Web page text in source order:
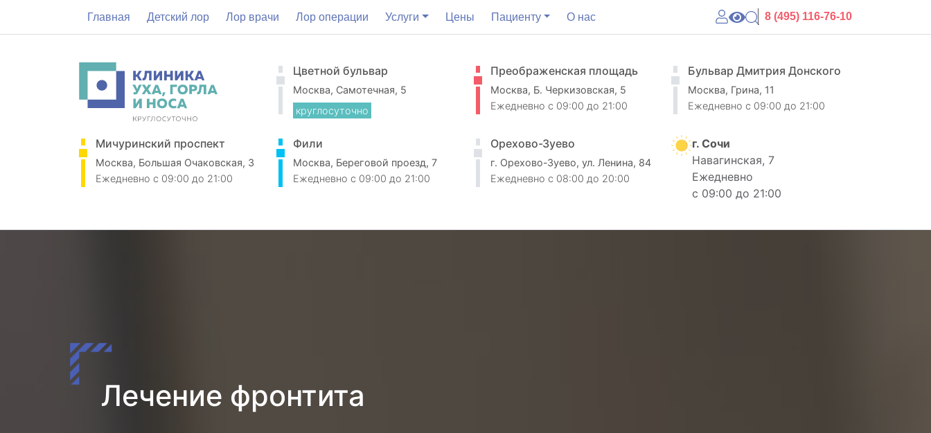
Главная Детский лор Лор врачи Лор операции Услуги Цены Пациенту О нас 8 (495) 116-76-10
Цветной бульвар
Москва, Самотечная, 5
круглосуточно
Преображенская площадь
Москва, Б. Черкизовская, 5
Ежедневно c 09:00 до 21:00
Бульвар Дмитрия Донского
Москва, Грина, 11
Ежедневно c 09:00 до 21:00
Мичуринский проспект
Москва, Большая Очаковская, 3
Ежедневно c 09:00 до 21:00
Фили
Москва, Береговой проезд, 7
Ежедневно c 09:00 до 21:00
Орехово-Зуево
г. Орехово-Зуево, ул. Ленина, 84
Ежедневно c 08:00 до 20:00
г. Сочи
Навагинская, 7
Ежедневно
с 09:00 до 21:00
Лечение фронтита